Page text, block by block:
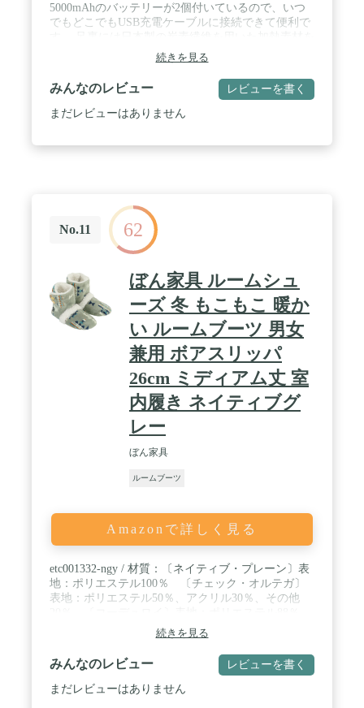
5000mAhのバッテリーが2個付いているので、いつ
でもどこでもUSB充電ケーブルに接続できて便利で
採用し、安定した暖かさ、素早く均一な加熱を実現
しています。つま先から足の甲まで温めます。 電源
に接続すると、60秒で暖かくなり、最高65℃に達す
る。 / ️【NTC過熱保護·ボタン一つで温度を三段階調
節】足温器本体内部にはNTC過熱保護チップが搭載
プ)、中温モードは約50-55℃(青ランプ)、低温モー
ドは約40-45℃(緑ランプ)です。 / ️【省エネ·丸ごと洗
う可能】冬にぴったりの暖房器具です!また、経済
型の電気スリッパは、1時間当たり0.32円の電気代し
かかかりません。冬の暖房の場合は、非常に多くの
費用が節約できます。万が一電気スリッパに汚れが
ついても洗濯できます。水洗い前にモバイルバッテ
リーを取り出して、製品USBラインを袋に入れて、
摩耗しないようにファスナーを締めてください。綿
の特性により、スリッパの表面に淡い毛球が発生す
る場合があり、正常な場合である。 / 【足を暖かく
包み込むデザイン・保温性能が高い】表面には厚手
の柔らかい生地を覆っていて、足全体も優しい触り
心地を感じられます。かかとのあるのデザインは暖
とができます。 / 【はき心地抜群＆男女兼用】本体
の素材に柔らかい生地を使用しているので、踵を踏
んで着用することも可能。着脱しやすく、足が大き
めの方でもスムーズに履けます。底は滑り止め加工
やお年寄りも着られます。
続きを見る
みんなのレビュー レビューを書く
まだレビューはありません
No.11 62
ぼん家具 ルームシュ
ーズ 冬 もこもこ 暖か
い ルームブーツ 男女
兼用 ボアスリッパ
26cm ミディアム丈 室
内履き ネイティブグ
レー
ぼん家具
ルームブーツ
Amazonで詳しく見る
etc001332-ngy / 材質：〔ネイティブ・プレーン〕表
地：ポリエステル100％ 〔チェック・オルテガ〕
表地：ポリエステル50％、アクリル30％、その他
ナイロン12％ 〔共通〕中材・裏地・底敷：ポリエ
ステル100％ 底敷芯：発泡PE＋EVA / カラー：チ
ェックグレー、チェックネイビー、オルテガブラウ
ン、コーデュロイベージュ、コーデュロイネイビ
ー、ネイティブネイビー、チェックレッド、チェッ
続きを見る
みんなのレビュー レビューを書く
まだレビューはありません